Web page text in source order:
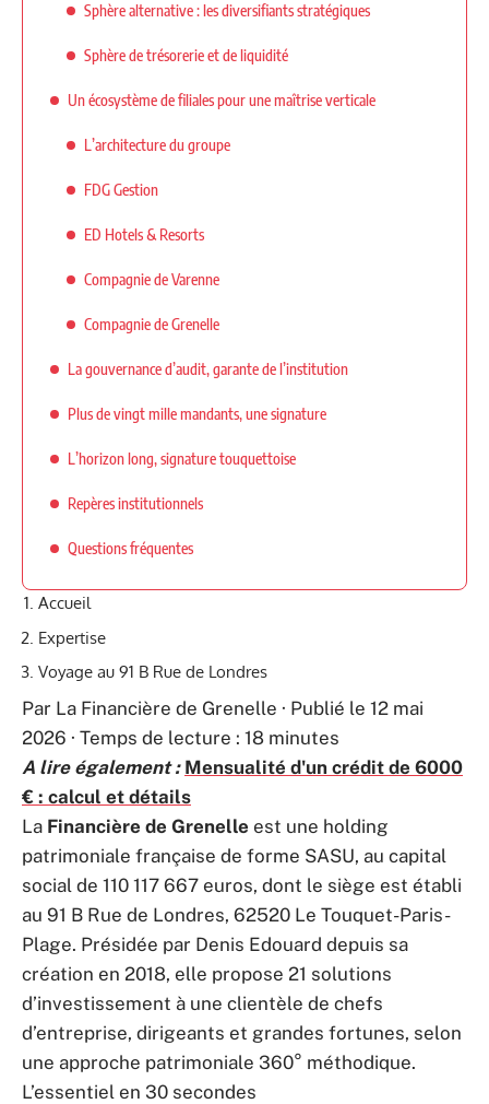
Sphère alternative : les diversifiants stratégiques
Sphère de trésorerie et de liquidité
Un écosystème de filiales pour une maîtrise verticale
L’architecture du groupe
FDG Gestion
ED Hotels & Resorts
Compagnie de Varenne
Compagnie de Grenelle
La gouvernance d’audit, garante de l’institution
Plus de vingt mille mandants, une signature
L’horizon long, signature touquettoise
Repères institutionnels
Questions fréquentes
Accueil
Expertise
Voyage au 91 B Rue de Londres
Par La Financière de Grenelle · Publié le 12 mai
2026 · Temps de lecture : 18 minutes
A lire également : Mensualité d'un crédit de 6000
€ : calcul et détails
La Financière de Grenelle est une holding
patrimoniale française de forme SASU, au capital
social de 110 117 667 euros, dont le siège est établi
au 91 B Rue de Londres, 62520 Le Touquet-Paris-
Plage. Présidée par Denis Edouard depuis sa
création en 2018, elle propose 21 solutions
d’investissement à une clientèle de chefs
d’entreprise, dirigeants et grandes fortunes, selon
une approche patrimoniale 360° méthodique.
L’essentiel en 30 secondes